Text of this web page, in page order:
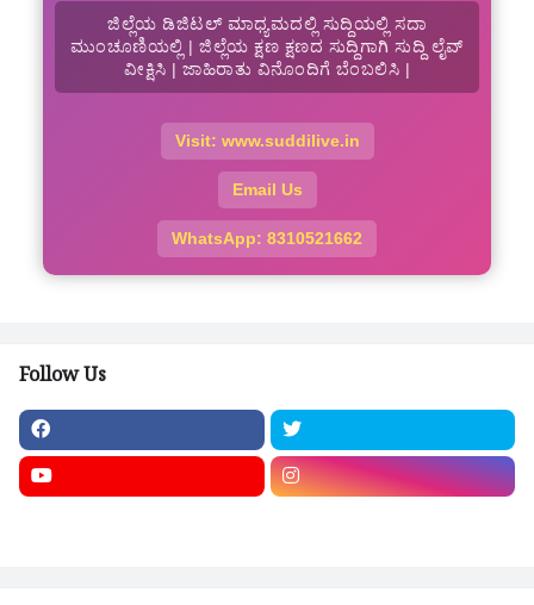
ಜಿಲ್ಲೆಯ ಡಿಜಿಟಲ್ ಮಾಧ್ಯಮದಲ್ಲಿ ಸುದ್ದಿಯಲ್ಲಿ ಸದಾ
ಮುಂಚೂಣಿಯಲ್ಲಿ | ಜಿಲ್ಲೆಯ ಕ್ಷಣ ಕ್ಷಣದ ಸುದ್ದಿಗಾಗಿ ಸುದ್ದಿ ಲೈವ್
ವೀಕ್ಷಿಸಿ | ಜಾಹಿರಾತು ವಿನೊಂದಿಗೆ ಬೆಂಬಲಿಸಿ |
Visit: www.suddilive.in
Email Us
WhatsApp: 8310521662
Follow Us